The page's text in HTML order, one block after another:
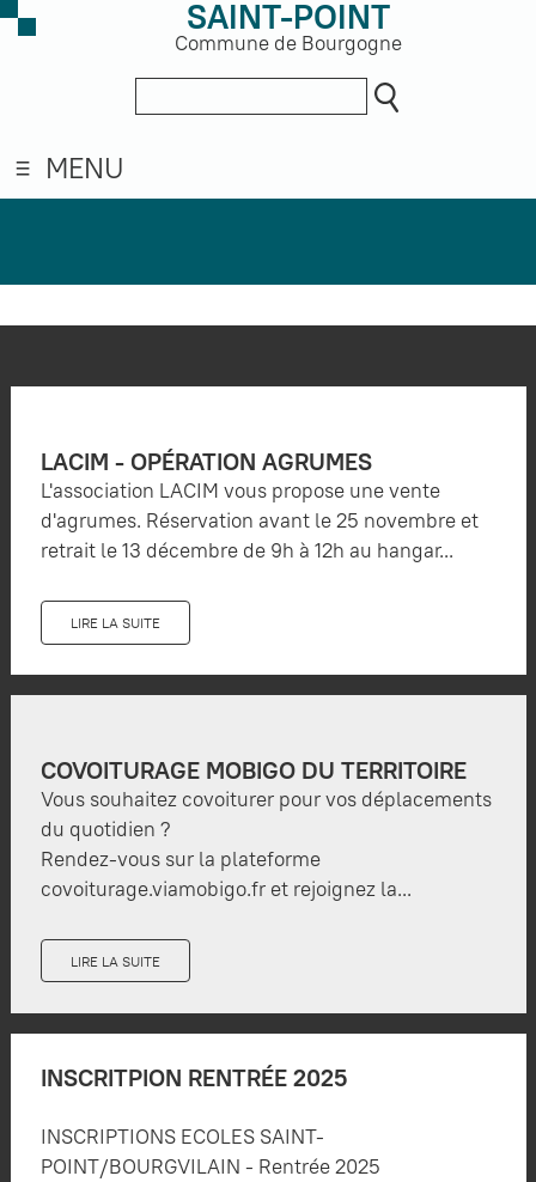
SAINT-POINT
Commune de Bourgogne
MENU
LACIM - OPÉRATION AGRUMES
L'association LACIM vous propose une vente
d'agrumes. Réservation avant le 25 novembre et
retrait le 13 décembre de 9h à 12h au hangar...
LIRE LA SUITE
COVOITURAGE MOBIGO DU TERRITOIRE
Vous souhaitez covoiturer pour vos déplacements
du quotidien ?
Rendez-vous sur la plateforme
covoiturage.viamobigo.fr et rejoignez la...
LIRE LA SUITE
INSCRITPION RENTRÉE 2025
INSCRIPTIONS ECOLES SAINT-
POINT/BOURGVILAIN - Rentrée 2025